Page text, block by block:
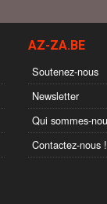
AZ-ZA.BE
Soutenez-nous
Newsletter
Qui sommes-
Contactez-nous !